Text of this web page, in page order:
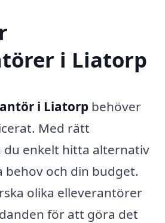
i Liatorp
i Liatorp behöver
Med rätt
enkelt hitta alternativ
behov och din budget.
olika elleverantörer
för att göra det